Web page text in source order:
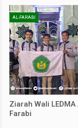
AL-FARABI
Ziarah Wali LEDMA
Farabi